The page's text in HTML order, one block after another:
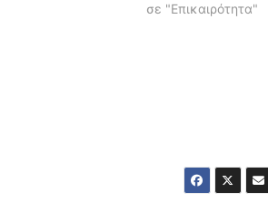
σε "Επικαιρότητα"